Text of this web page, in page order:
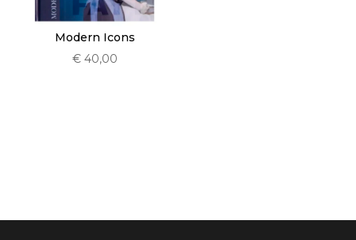
Modern Icons
€40,00